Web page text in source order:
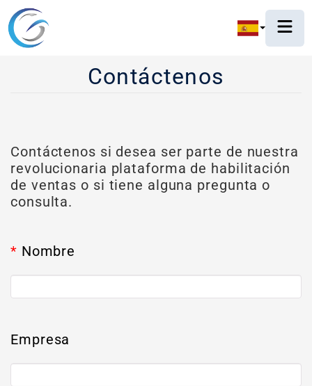
Contáctenos
Contáctenos si desea ser parte de nuestra
revolucionaria plataforma de habilitación
de ventas o si tiene alguna pregunta o
consulta.
* Nombre
Empresa